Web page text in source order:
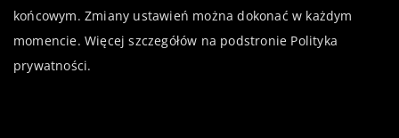
końcowym. Zmiany ustawień można dokonać w każdym
momencie. Więcej szczegółów na podstronie Polityka
prywatności.